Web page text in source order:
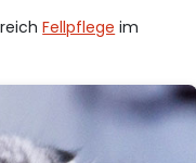
Fellpflege im